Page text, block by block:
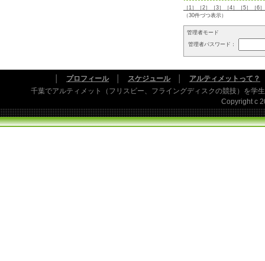
［1］ ［2］ ［3］ ［4］ ［5］
［6］
（30件づつ表示）
管理者モード
管理者パスワード：
プロフィール│ スケジュール│ アルティメットって？
千葉でアルティメット（フリスビー、フライングディスクの競技）を学
Copyright c